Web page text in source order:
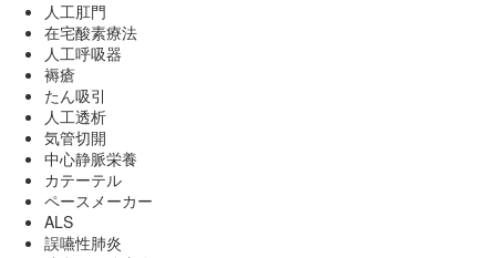
人工肛門
在宅酸素療法
人工呼吸器
褥瘡
たん吸引
人工透析
気管切開
中心静脈栄養
カテーテル
ペースメーカー
ALS
誤嚥性肺炎